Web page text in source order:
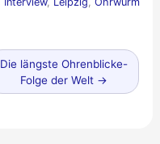
Älterer
Beitrag
Die längste Ohrenblicke-
Folge der Welt→